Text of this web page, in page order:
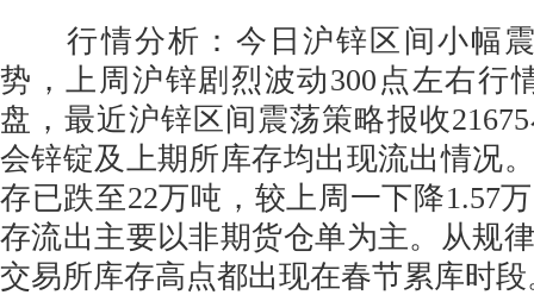
行情分析：今日沪锌区间小幅震
势，上周沪锌剧烈波动300点左右行
盘，最近沪锌区间震荡策略报收
会锌锭及上期所库存均出现流出情况
存已跌至22万吨，较上周一下降1.57
存流出主要以非期货仓单为主。从规
交易所库存高点都出现在春节累库时段